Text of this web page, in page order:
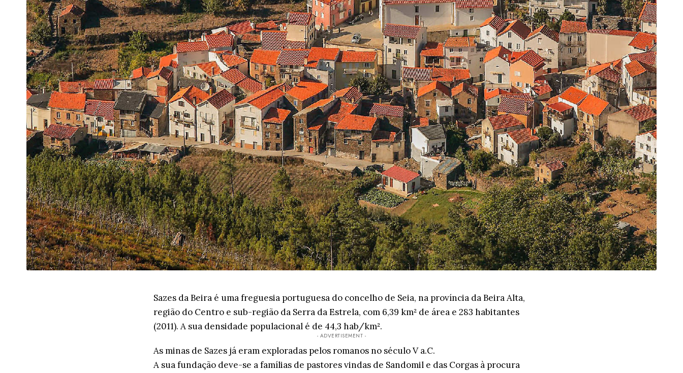
Sazes da Beira é uma freguesia portuguesa do concelho de Seia, na província da Beira Alta,
região do Centro e sub-região da Serra da Estrela, com 6,39 km² de área e 283 habitantes
(2011). A sua densidade populacional é de 44,3 hab/km².
- ADVERTISEMENT -
As minas de Sazes já eram exploradas pelos romanos no século V a.C.
A sua fundação deve-se a famílias de pastores vindas de Sandomil e das Corgas à procura